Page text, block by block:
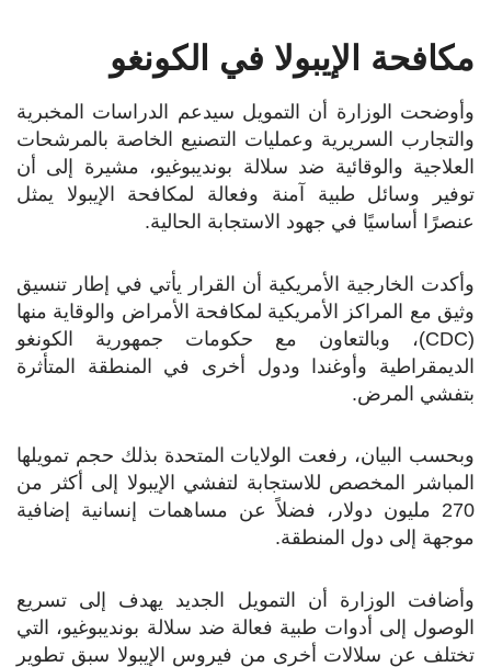
مكافحة الإيبولا في الكونغو
وأوضحت الوزارة أن التمويل سيدعم الدراسات المخبرية
والتجارب السريرية وعمليات التصنيع الخاصة بالمرشحات
العلاجية والوقائية ضد سلالة بونديبوغيو، مشيرة إلى أن
توفير وسائل طبية آمنة وفعالة لمكافحة الإيبولا يمثل
عنصرًا أساسيًا في جهود الاستجابة الحالية.
وأكدت الخارجية الأمريكية أن القرار يأتي في إطار تنسيق
وثيق مع المراكز الأمريكية لمكافحة الأمراض والوقاية منها
(CDC)، وبالتعاون مع حكومات جمهورية الكونغو
الديمقراطية وأوغندا ودول أخرى في المنطقة المتأثرة
بتفشي المرض.
وبحسب البيان، رفعت الولايات المتحدة بذلك حجم تمويلها
المباشر المخصص للاستجابة لتفشي الإيبولا إلى أكثر من
270 مليون دولار، فضلاً عن مساهمات إنسانية إضافية
موجهة إلى دول المنطقة.
وأضافت الوزارة أن التمويل الجديد يهدف إلى تسريع
الوصول إلى أدوات طبية فعالة ضد سلالة بونديبوغيو، التي
تختلف عن سلالات أخرى من فيروس الإيبولا سبق تطوير